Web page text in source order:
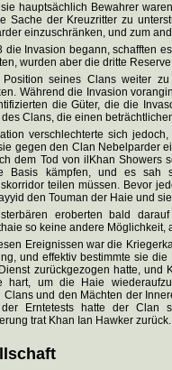
hauptsächlich Bewahrer
Sache der Kreuzritter zu
einzuschränken, und zum
die Invasion begann, schafften
wurden aber die dritte
seines Clans weiter
Während die Invasion
die Güter, die die
des Clans, die einen
verschlechterte sich
gegen den Clan Nebelparder
dem Tod von ilKhan Showers
Basis kämpfen, und es sah
teilen müssen. Bevor
den Touman der Haie und
eroberten bald
so keine andere
Ereignissen war die
und effektiv bestimmte sie
zurückgezogen hatte, und
hart, um die Haie
Clans und den Mächten der
der Erntetests hatte der Clan
trat Khan Ian Hawker zurück.